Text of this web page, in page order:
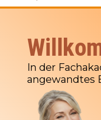
In der
angewandtes